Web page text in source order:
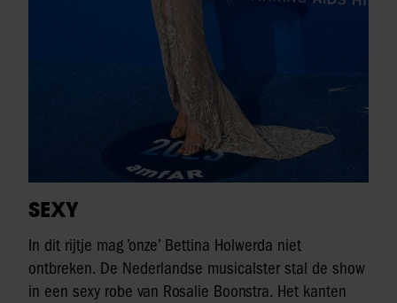
SEXY
In dit rijtje mag ’onze’ Bettina Holwerda niet
ontbreken. De Nederlandse musicalster stal de show
in een sexy robe van Rosalie Boonstra. Het kanten